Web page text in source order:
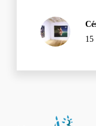
15